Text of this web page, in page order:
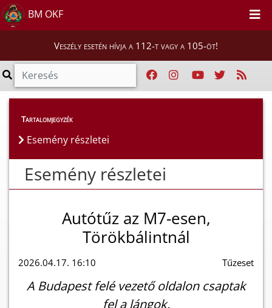
BM OKF
Veszély esetén hívja a 112-t vagy a 105-öt!
Esemény részletei
Tartalomjegyzék
Esemény részletei
Esemény részletei
Autótűz az M7-esen,
Törökbálintnál
2026.04.17. 16:10 Tűzeset
A Budapest felé vezető oldalon csaptak
fel a lángok.